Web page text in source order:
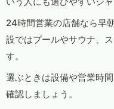
24時間営業の店舗なら早
設ではプールやサウナ、
す。
選ぶときは設備や営業時
確認しましょう。